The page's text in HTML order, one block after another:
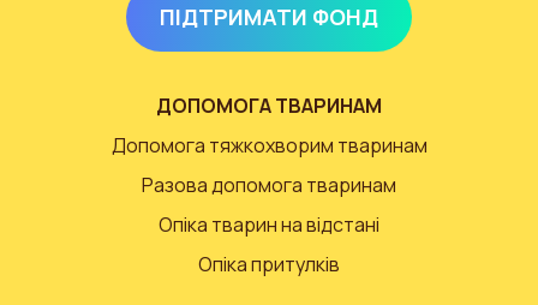
ПІДТРИМАТИ ФОНД
ДОПОМОГА ТВАРИНАМ
Допомога тяжкохворим тваринам
Разова допомога тваринам
Опіка тварин на відстані
Опіка притулків